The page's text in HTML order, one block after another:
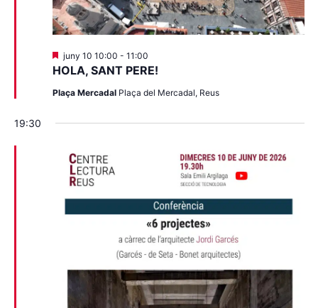
HOLA, SANT PERE!
Destacats
juny 10 10:00 - 11:00
Plaça Mercadal Plaça del Mercadal, Reus
19:30